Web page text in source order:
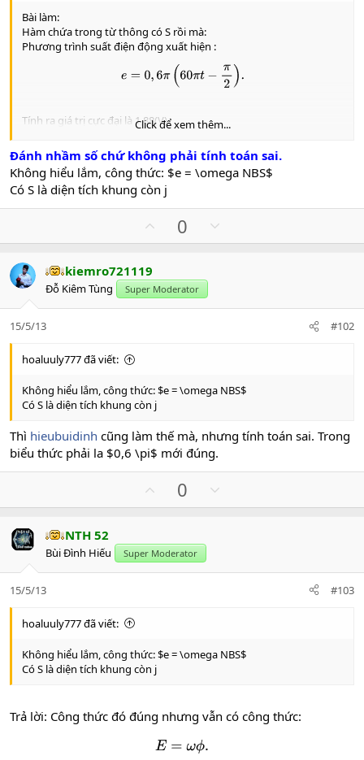
Bài làm:
Hàm chứa trong từ thông có S rồi mà:
Phương trình suất điện động xuất hiện :
e= 0,6π (60πt− π2 ).
Tính ra giá trị cực đại là 1,88(V).
Tính ra:
etb=∫0T 4e dtT4.
Tính ra:
etb=1,2.
P/s: Công thức trung bình mình có học ở sách cũ!
Click để xem thêm...
Đánh nhầm số chứ không phải tính toán sai.
Không hiểu lắm, công thức: $e = \omega NBS$
Có S là diện tích khung còn j
p
o
t
e
0
o
o
kiemro721119
Đỗ Kiêm Tùng Super Moderator
15/5/13 #102
hoaluuly777 đã viết:
Không hiểu lắm, công thức: $e = \omega NBS$
Có S là diện tích khung còn j
Thì hieubuidinh cũng làm thế mà, nhưng tính toán sai. Trong
biểu thức phải la $0,6 \pi$ mới đúng.
p
o
t
e
0
o
o
NTH 52
Bùi Đình Hiếu Super Moderator
15/5/13 #103
hoaluuly777 đã viết:
Không hiểu lắm, công thức: $e = \omega NBS$
Có S là diện tích khung còn j
Trả lời: Công thức đó đúng nhưng vẫn có công thức:
E =ωϕ.